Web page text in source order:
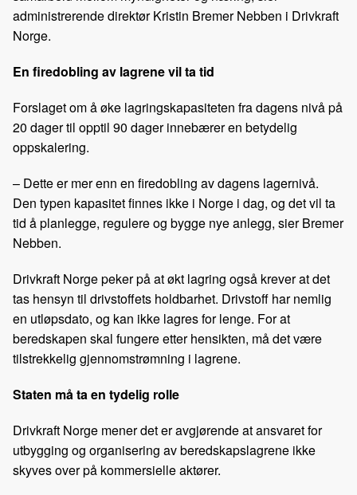
administrerende direktør Kristin Bremer Nebben i Drivkraft
Norge.
En firedobling av lagrene vil ta tid
Forslaget om å øke lagringskapasiteten fra dagens nivå på
20 dager til opptil 90 dager innebærer en betydelig
oppskalering.
– Dette er mer enn en firedobling av dagens lagernivå.
Den typen kapasitet finnes ikke i Norge i dag, og det vil ta
tid å planlegge, regulere og bygge nye anlegg, sier Bremer
Nebben.
Drivkraft Norge peker på at økt lagring også krever at det
tas hensyn til drivstoffets holdbarhet. Drivstoff har nemlig
en utløpsdato, og kan ikke lagres for lenge. For at
beredskapen skal fungere etter hensikten, må det være
tilstrekkelig gjennomstrømning i lagrene.
Staten må ta en tydelig rolle
Drivkraft Norge mener det er avgjørende at ansvaret for
utbygging og organisering av beredskapslagrene ikke
skyves over på kommersielle aktører.